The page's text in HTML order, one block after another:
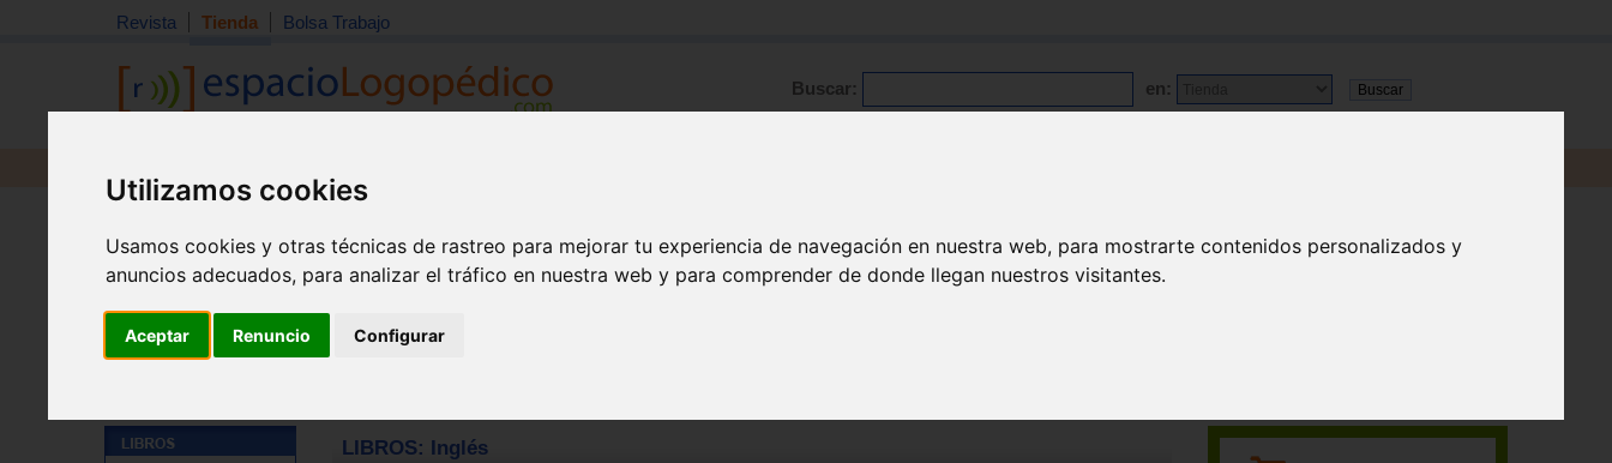
Utilizamos cookies
Usamos cookies y otras técnicas de rastreo para mejorar tu experiencia de navegación en nuestra web, para mostrarte contenidos personalizados y
anuncios adecuados, para analizar el tráfico en nuestra web y para comprender de donde llegan nuestros visitantes.
Aceptar Renuncio Configurar
Revista Tienda Bolsa Trabajo
Buscar: en:
LIBROS: Inglés